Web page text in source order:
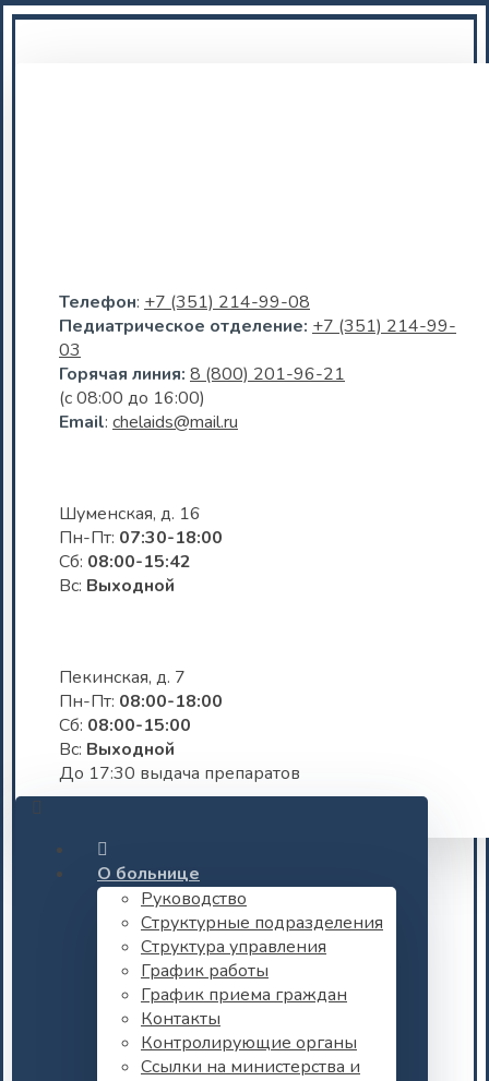
Телефон: +7 (351) 214-99-08
Педиатрическое отделение: +7 (351) 214-99-
03
Горячая линия: 8 (800) 201-96-21
(c 08:00 до 16:00)
Email: chelaids@mail.ru
Шуменская, д. 16
Пн-Пт: 07:30-18:00
Сб: 08:00-15:42
Вс: Выходной
Пекинская, д. 7
Пн-Пт: 08:00-18:00
Сб: 08:00-15:00
Вс: Выходной
До 17:30 выдача препаратов
О больнице
Руководство
Структурные подразделения
Структура управления
График работы
График приема граждан
Контакты
Контролирующие органы
Ссылки на министерства и